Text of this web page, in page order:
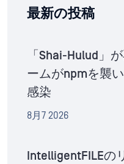
最新の投稿
「Shai-Hulud」
ームがnpmを襲
感染
8月7 2026
IntelligentFILEの